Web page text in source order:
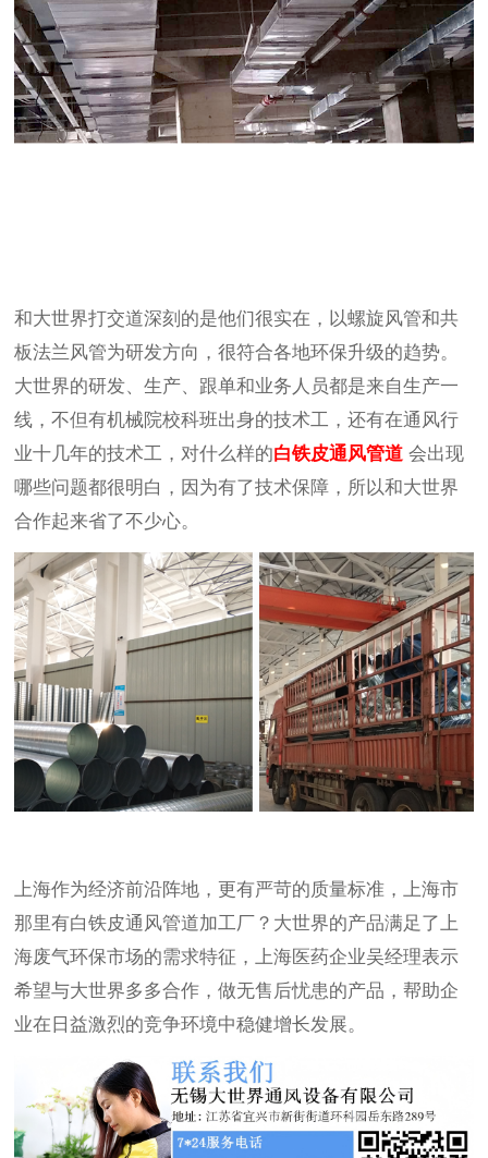
和大世界打交道深刻的是他们很实在，以螺旋风管和共
板法兰风管为研发方向，很符合各地环保升级的趋势。
大世界的研发、生产、跟单和业务人员都是来自生产一
线，不但有机械院校科班出身的技术工，还有在通风行
业十几年的技术工，对什么样的白铁皮通风管道 会出现
哪些问题都很明白，因为有了技术保障，所以和大世界
合作起来省了不少心。
上海作为经济前沿阵地，更有严苛的质量标准，上海市
那里有白铁皮通风管道加工厂？大世界的产品满足了上
海废气环保市场的需求特征，上海医药企业吴经理表示
希望与大世界多多合作，做无售后忧患的产品，帮助企
业在日益激烈的竞争环境中稳健增长发展。